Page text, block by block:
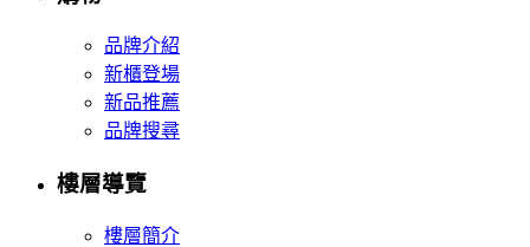
品牌介紹
新櫃登場
新品推薦
品牌搜尋
樓層導覽
樓層簡介